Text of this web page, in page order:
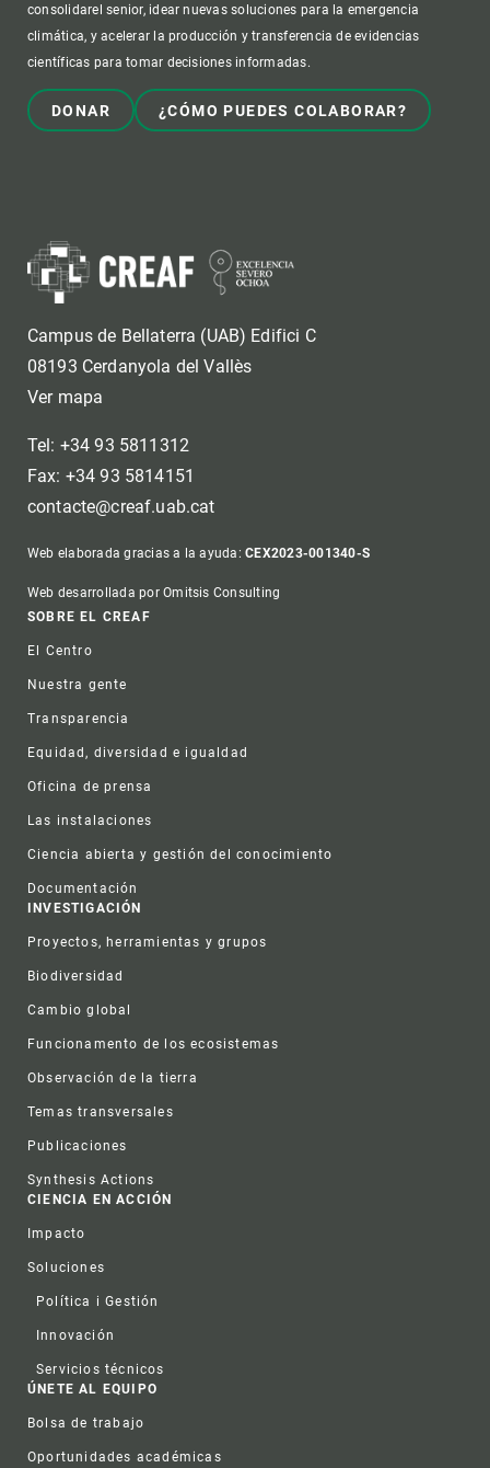
consolidarel senior, idear nuevas soluciones para la emergencia
climática, y acelerar la producción y transferencia de evidencias
científicas para tomar decisiones informadas.
DONAR ¿CÓMO PUEDES COLABORAR?
Campus de Bellaterra (UAB) Edifici C
08193 Cerdanyola del Vallès
Ver mapa
Tel: +34 93 5811312
Fax: +34 93 5814151
contacte@creaf.uab.cat
Web elaborada gracias a la ayuda:CEX2023-001340-S
Web desarrollada por Omitsis Consulting
Footer
SOBRE EL CREAF
El Centro
Nuestra gente
Transparencia
Equidad, diversidad e igualdad
Oficina de prensa
Las instalaciones
Ciencia abierta y gestión del conocimiento
Documentación
INVESTIGACIÓN
Proyectos, herramientas y grupos
Biodiversidad
Cambio global
Funcionamento de los ecosistemas
Observación de la tierra
Temas transversales
Publicaciones
Synthesis Actions
CIENCIA EN ACCIÓN
Impacto
Soluciones
Política i Gestión
Innovación
Servicios técnicos
ÚNETE AL EQUIPO
Bolsa de trabajo
Oportunidades académicas